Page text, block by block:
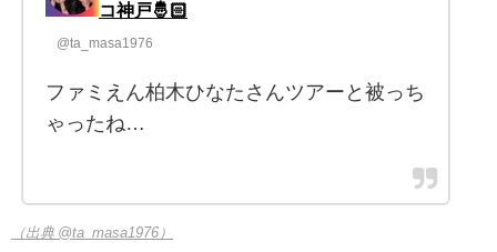
コ神戸🤴🏻
@ta_masa1976
ファミえん柏木ひなたさんツアーと被っち
ゃったね…
（出典 @ta_masa1976）